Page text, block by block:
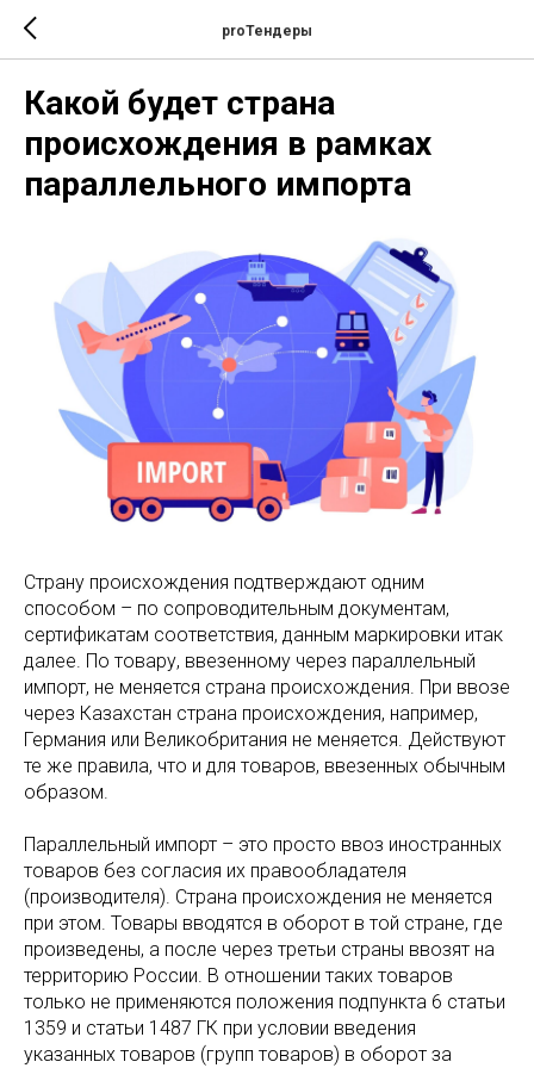
proТендеры
Какой будет страна
происхождения в рамках
параллельного импорта
Страну происхождения подтверждают одним
способом – по сопроводительным документам,
сертификатам соответствия, данным маркировки итак
далее. По товару, ввезенному через параллельный
импорт, не меняется страна происхождения. При ввозе
через Казахстан страна происхождения, например,
Германия или Великобритания не меняется. Действуют
те же правила, что и для товаров, ввезенных обычным
образом.
Параллельный импорт – это просто ввоз иностранных
товаров без согласия их правообладателя
(производителя). Страна происхождения не меняется
при этом. Товары вводятся в оборот в той стране, где
произведены, а после через третьи страны ввозят на
территорию России. В отношении таких товаров
только не применяются положения подпункта 6 статьи
1359 и статьи 1487 ГК при условии введения
указанных товаров (групп товаров) в оборот за